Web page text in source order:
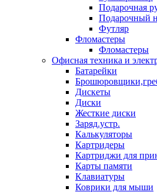
Подарочная
Подарочный
Футляр
Фломастеры
Фломастеры
Офисная техника и
Батарейки
Дискеты
Диски
Жесткие диски
Заряд.устр.
Калькуляторы
Картридеры
Картриджи для
Карты памяти
Клавиатуры
Коврики для мыши